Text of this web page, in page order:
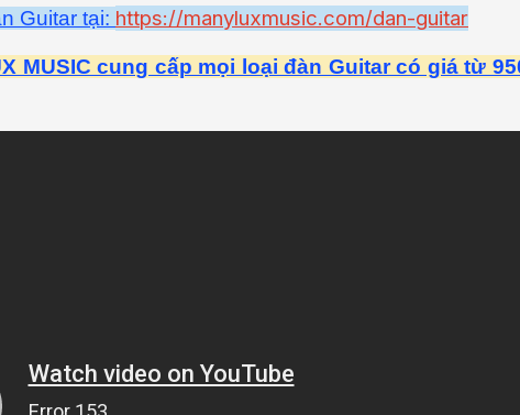
Guitar tại: https://manyluxmusic.com/dan-guitar
MUSIC cung cấp mọi loại đàn Guitar có giá từ